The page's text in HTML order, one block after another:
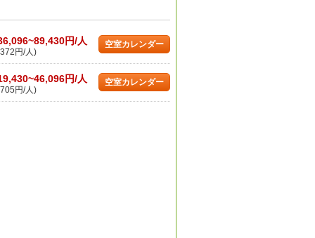
円/人
円/人)
空室カレンダー
円/人
円/人)
空室カレンダー